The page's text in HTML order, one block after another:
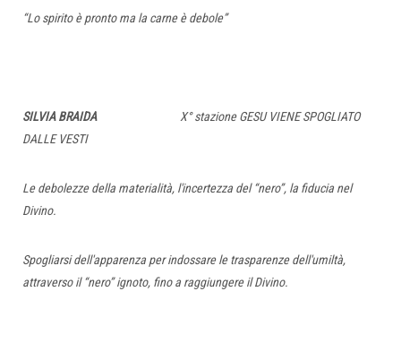
“Lo spirito è pronto ma la carne è debole”
SILVIA BRAIDAX° stazione GESU VIENE SPOGLIATO
DALLE VESTI
Le debolezze della materialità, l'incertezza del “nero”, la fiducia nel
Divino.
Spogliarsi dell'apparenza per indossare le trasparenze dell'umiltà,
attraverso il “nero” ignoto, fino a raggiungere il Divino.